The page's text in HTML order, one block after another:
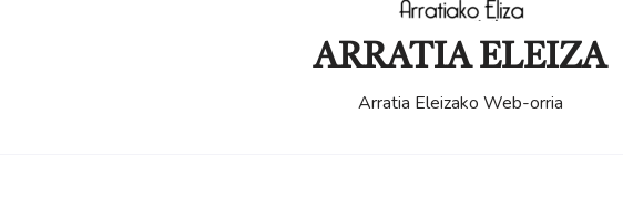
ARRATIA ELEIZA
Arratia Eleizako Web-orria